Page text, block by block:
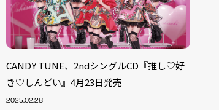
CANDY TUNE、2ndシングルCD『推し♡好
き♡しんどい』4月23日発売
2025.02.28